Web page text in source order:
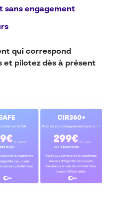
sans engagement
qui correspond
et pilotez dès à présent